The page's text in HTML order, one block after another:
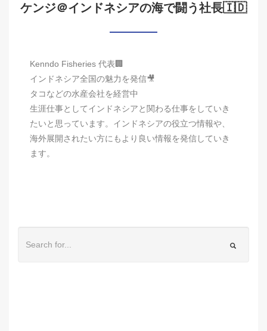
ケンジ＠インドネシアの海で闘う社長🇮🇩
Kenndo Fisheries 代表🏢
インドネシア全国の魅力を発信🎥
タコなどの水産会社を経営中
生涯仕事としてインドネシアと関わる仕事をしていき
たいと思っています。インドネシアの役立つ情報や、
海外展開されたい方にもより良い情報を発信していき
ます。